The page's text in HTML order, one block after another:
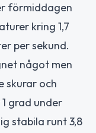
förmiddagen
kring 1,7
per sekund.
något men
skurar och
grad under
stabila runt 3,8